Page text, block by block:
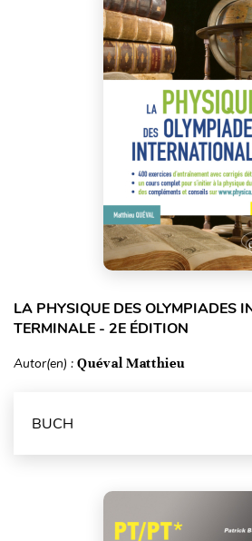
LA PHYSIQUE DES OLYMPIADES
TERMINALE - 2E ÉDITION
Autor(en) : Quéval Matthieu
BUCH